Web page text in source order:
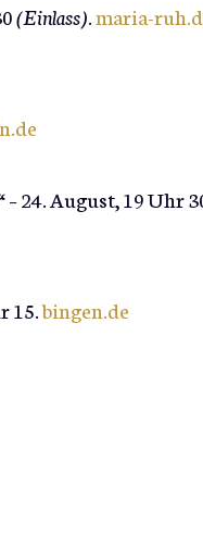
(Einlass).maria-
24. August, 19 Uhr
15.bingen.de